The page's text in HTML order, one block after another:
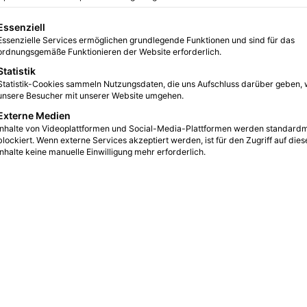
0 2 Minuten gelesen
kann Sabine Lisicki endlich mal wieder die
bringen. Spannende Matches und eine lockere
das Turnier aus. Sabini Lisicki kann Tennis-
Jahren in die deutschen Sportler einreihen, die man
mögliche Triumph der Sportlerin seit Tagen im
auf SKY steht klar in den Schlagzeilen. Doch
das Tennis um Einschaltquoten und irgendwann
Risiko auf sich nahm und die Rechte an Wimbledon
für Sportfans interessanter und exklusiver
uninteressant, doch ein Finale will jeder
eine Liste der Service-Gruppen, für die eine Einwilligung erteilt
Services ermöglichen grundlegende Funktionen und sind für das
Funktionieren der Website erforderlich.
Cookies sammeln Nutzungsdaten, die uns Aufschluss darüber geben,
Besucher mit unserer Website umgehen.
Medien
von Videoplattformen und Social-Media-Plattformen werden
Wenn externe Services akzeptiert werden, ist für den Zugriff auf
keine manuelle Einwilligung mehr erforderlich.